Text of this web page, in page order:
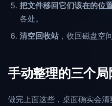
把文件移回它们该在的位
各处。
清空回收站，收回磁盘空间
手动整理的三个局
做完上面这些，桌面确实会